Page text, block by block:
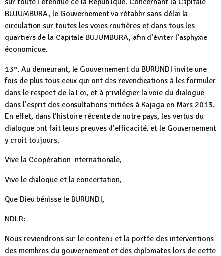
sur toute l’étendue de la République. Concernant la Capitale
BUJUMBURA, le Gouvernement va rétablir sans délai la
circulation sur toutes les voies routières et dans tous les
quartiers de la Capitale BUJUMBURA, afin d’éviter l’asphyxie
économique.
13°. Au demeurant, le Gouvernement du BURUNDI invite une
fois de plus tous ceux qui ont des revendications à les formuler
dans le respect de la Loi, et à privilégier la voie du dialogue
dans l’esprit des consultations initiées à Kajaga en Mars 2013.
En effet, dans l’histoire récente de notre pays, les vertus du
dialogue ont fait leurs preuves d’efficacité, et le Gouvernement
y croit toujours.
Vive la Coopération Internationale,
Vive le dialogue et la concertation,
Que Dieu bénisse le BURUNDI,
NDLR:
Nous reviendrons sur le contenu et la portée des interventions
des membres du gouvernement et des diplomates lors de cette